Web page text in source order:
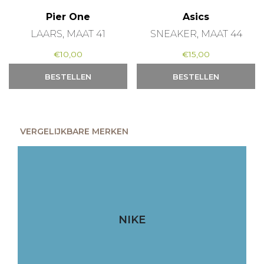
Pier One
LAARS, MAAT 41
€10,00
BESTELLEN
Asics
SNEAKER, MAAT 44
€15,00
BESTELLEN
VERGELIJKBARE MERKEN
NIKE